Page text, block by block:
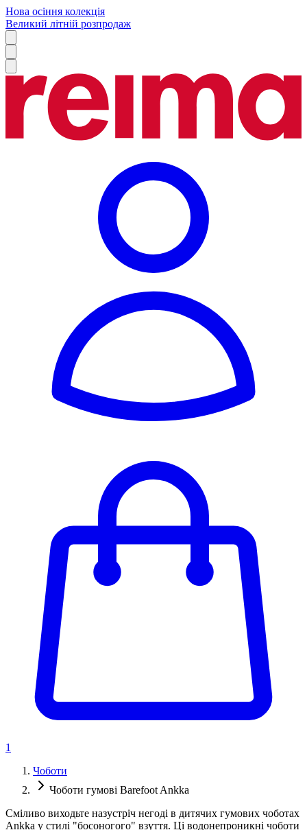
Нова осіння колекція
Великий літній розпродаж
1
Чоботи
Чоботи гумові Barefoot Ankka
Сміливо виходьте назустріч негоді в дитячих гумових чоботах
Ankka у стилі "босоногого" взуття. Ці водонепроникні чоботи